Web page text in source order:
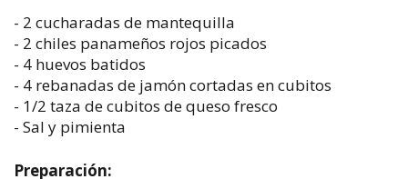
- 2 cucharadas de mantequilla
- 2 chiles panameños rojos picados
- 4 huevos batidos
- 4 rebanadas de jamón cortadas en cubitos
- 1/2 taza de cubitos de queso fresco
- Sal y pimienta
Preparación: